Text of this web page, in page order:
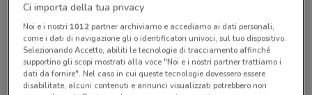
Chiama il negozio
Chiuso
Lunedì 08:20 / 13:35 - 14:30 / 15:45
Martedì 08:20 / 13:35 - 14:30 / 15:45
Mercoledì 08:20 / 13:35 - 14:30 / 15:45
Giovedì 08:20 / 13:35 - 14:30 / 15:45
Venerdì 08:20 / 13:35 - 14:30 / 15:45
Sabato Chiuso
Domenica Chiuso
Ci importa della tua privacy
Noi e i nostri 1012partner archiviamo e accediamo ai dati personali,
come i dati di navigazione gli o identificatori univoci, sul tuo dispositivo.
Selezionando Accetto, abiliti le tecnologie di tracciamento affinché
supportino gli scopi mostrati alla voce "Noi e i nostri partner trattiamo i
dati da fornire". Nel caso in cui queste tecnologie dovessero essere
disabilitate, alcuni contenuti e annunci visualizzati potrebbero non